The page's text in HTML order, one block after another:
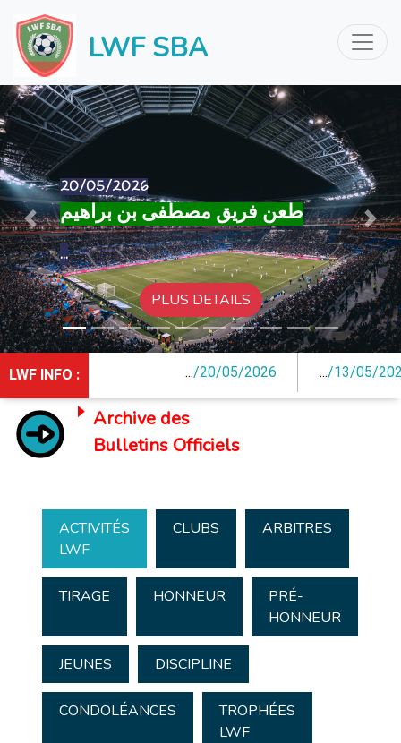
LWF SBA
13/05/2026
Previous Next
LWF INFO : 20/05/2026 13/05/2026
Archive des
Bulletins Officiels
ACTIVITÉS
LWF
CLUBS ARBITRES
TIRAGE HONNEUR
PRÉ-
HONNEUR
JEUNES DISCIPLINE
CONDOLÉANCES
TROPHÉES
LWF